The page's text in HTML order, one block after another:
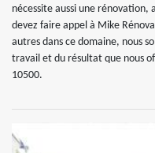
nécessite aussi une rénovation,
devez faire appel à Mike
autres dans ce domaine, nous
travail et du résultat que nous
10500.